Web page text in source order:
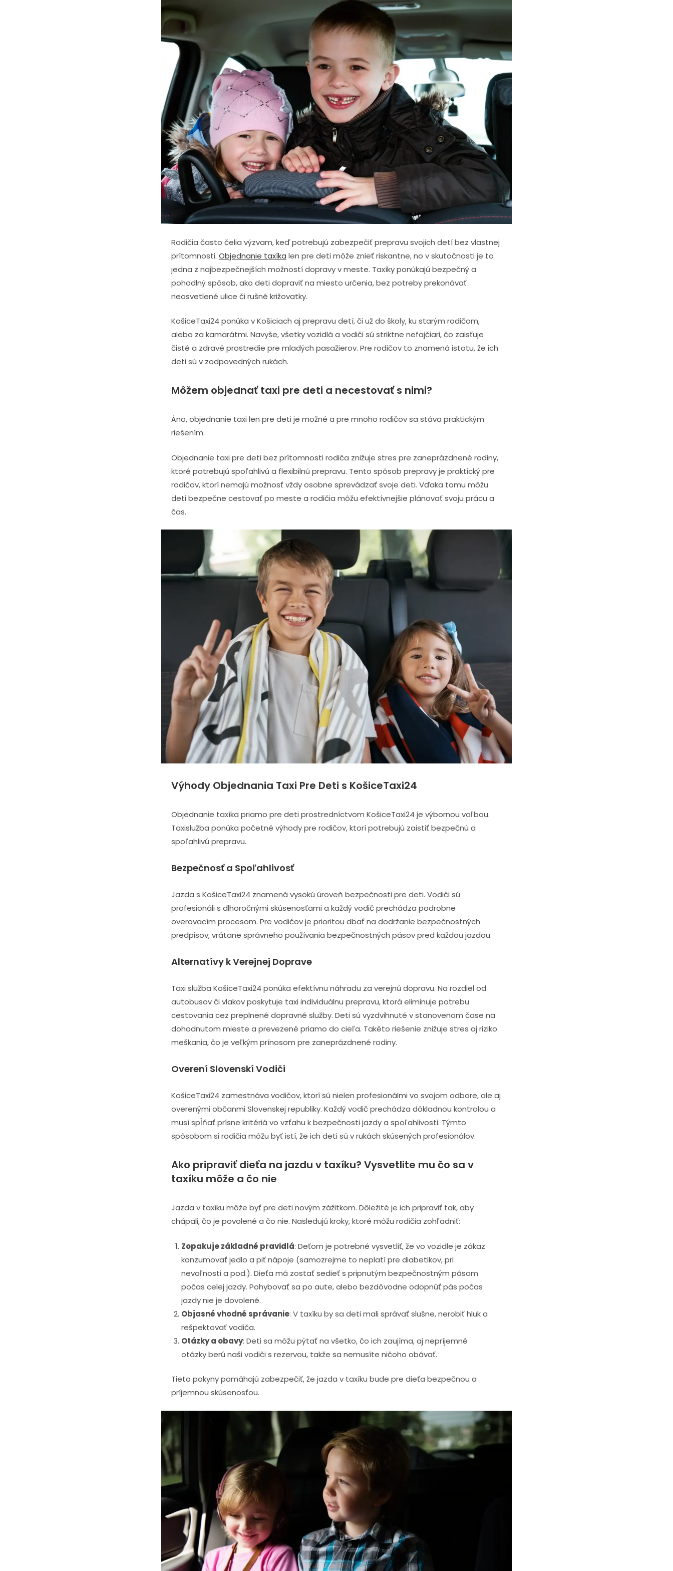
Rodičia často čelia výzvam, keď potrebujú zabezpečiť prepravu svojich detí bez vlastnej
prítomnosti. Objednanie taxíka len pre deti môže znieť riskantne, no v skutočnosti je to
jedna z najbezpečnejších možností dopravy v meste. Taxíky ponúkajú bezpečný a
pohodlný spôsob, ako deti dopraviť na miesto určenia, bez potreby prekonávať
neosvetlené ulice či rušné križovatky.
KošiceTaxi24 ponúka v Košiciach aj prepravu detí, či už do školy, ku starým rodičom,
alebo za kamarátmi. Navyše, všetky vozidlá a vodiči sú striktne nefajčiari, čo zaisťuje
čisté a zdravé prostredie pre mladých pasažierov. Pre rodičov to znamená istotu, že ich
deti sú v zodpovedných rukách.
Môžem objednať taxi pre deti a necestovať s nimi?
Áno, objednanie taxi len pre deti je možné a pre mnoho rodičov sa stáva praktickým
riešením.
Objednanie taxi pre deti bez prítomnosti rodiča znižuje stres pre zaneprázdnené rodiny,
ktoré potrebujú spoľahlivú a flexibilnú prepravu. Tento spôsob prepravy je praktický pre
rodičov, ktorí nemajú možnosť vždy osobne sprevádzať svoje deti. Vďaka tomu môžu
deti bezpečne cestovať po meste a rodičia môžu efektívnejšie plánovať svoju prácu a
čas.
Výhody Objednania Taxi Pre Deti s KošiceTaxi24
Objednanie taxíka priamo pre deti prostredníctvom KošiceTaxi24 je výbornou voľbou.
Taxislužba ponúka početné výhody pre rodičov, ktorí potrebujú zaistiť bezpečnú a
spoľahlivú prepravu.
Bezpečnosť a Spoľahlivosť
Jazda s KošiceTaxi24 znamená vysokú úroveň bezpečnosti pre deti. Vodiči sú
profesionáli s dlhoročnými skúsenosťami a každý vodič prechádza podrobne
overovacím procesom. Pre vodičov je prioritou dbať na dodržanie bezpečnostných
predpisov, vrátane správneho používania bezpečnostných pásov pred každou jazdou.
Alternatívy k Verejnej Doprave
Taxi služba KošiceTaxi24 ponúka efektívnu náhradu za verejnú dopravu. Na rozdiel od
autobusov či vlakov poskytuje taxi individuálnu prepravu, ktorá eliminuje potrebu
cestovania cez preplnené dopravné služby. Deti sú vyzdvihnuté v stanovenom čase na
dohodnutom mieste a prevezené priamo do cieľa. Takéto riešenie znižuje stres aj riziko
meškania, čo je veľkým prínosom pre zaneprázdnené rodiny.
Overení Slovenskí Vodiči
KošiceTaxi24 zamestnáva vodičov, ktorí sú nielen profesionálmi vo svojom odbore, ale aj
overenými občanmi Slovenskej republiky. Každý vodič prechádza dôkladnou kontrolou a
musí spĺňať prísne kritériá vo vzťahu k bezpečnosti jazdy a spoľahlivosti. Týmto
spôsobom si rodičia môžu byť istí, že ich deti sú v rukách skúsených profesionálov.
Ako pripraviť dieťa na jazdu v taxíku? Vysvetlite mu čo sa v
taxíku môže a čo nie
Jazda v taxíku môže byť pre deti novým zážitkom. Dôležité je ich pripraviť tak, aby
chápali, čo je povolené a čo nie. Nasledujú kroky, ktoré môžu rodičia zohľadniť:
Zopakuje základné pravidlá: Deťom je potrebné vysvetliť, že vo vozidle je zákaz
konzumovať jedlo a piť nápoje (samozrejme to neplatí pre diabetikov, pri
nevoľnosti a pod.). Dieťa má zostať sedieť s pripnutým bezpečnostným pásom
počas celej jazdy. Pohybovať sa po aute, alebo bezdôvodne odopnúť pás počas
jazdy nie je dovolené.
Objasné vhodné správanie: V taxíku by sa deti mali správať slušne, nerobiť hluk a
rešpektovať vodiča.
Otázky a obavy: Deti sa môžu pýtať na všetko, čo ich zaujíma, aj nepríjemné
otázky berú naši vodiči s rezervou, takže sa nemusíte ničoho obávať.
Tieto pokyny pomáhajú zabezpečiť, že jazda v taxíku bude pre dieťa bezpečnou a
príjemnou skúsenosťou.